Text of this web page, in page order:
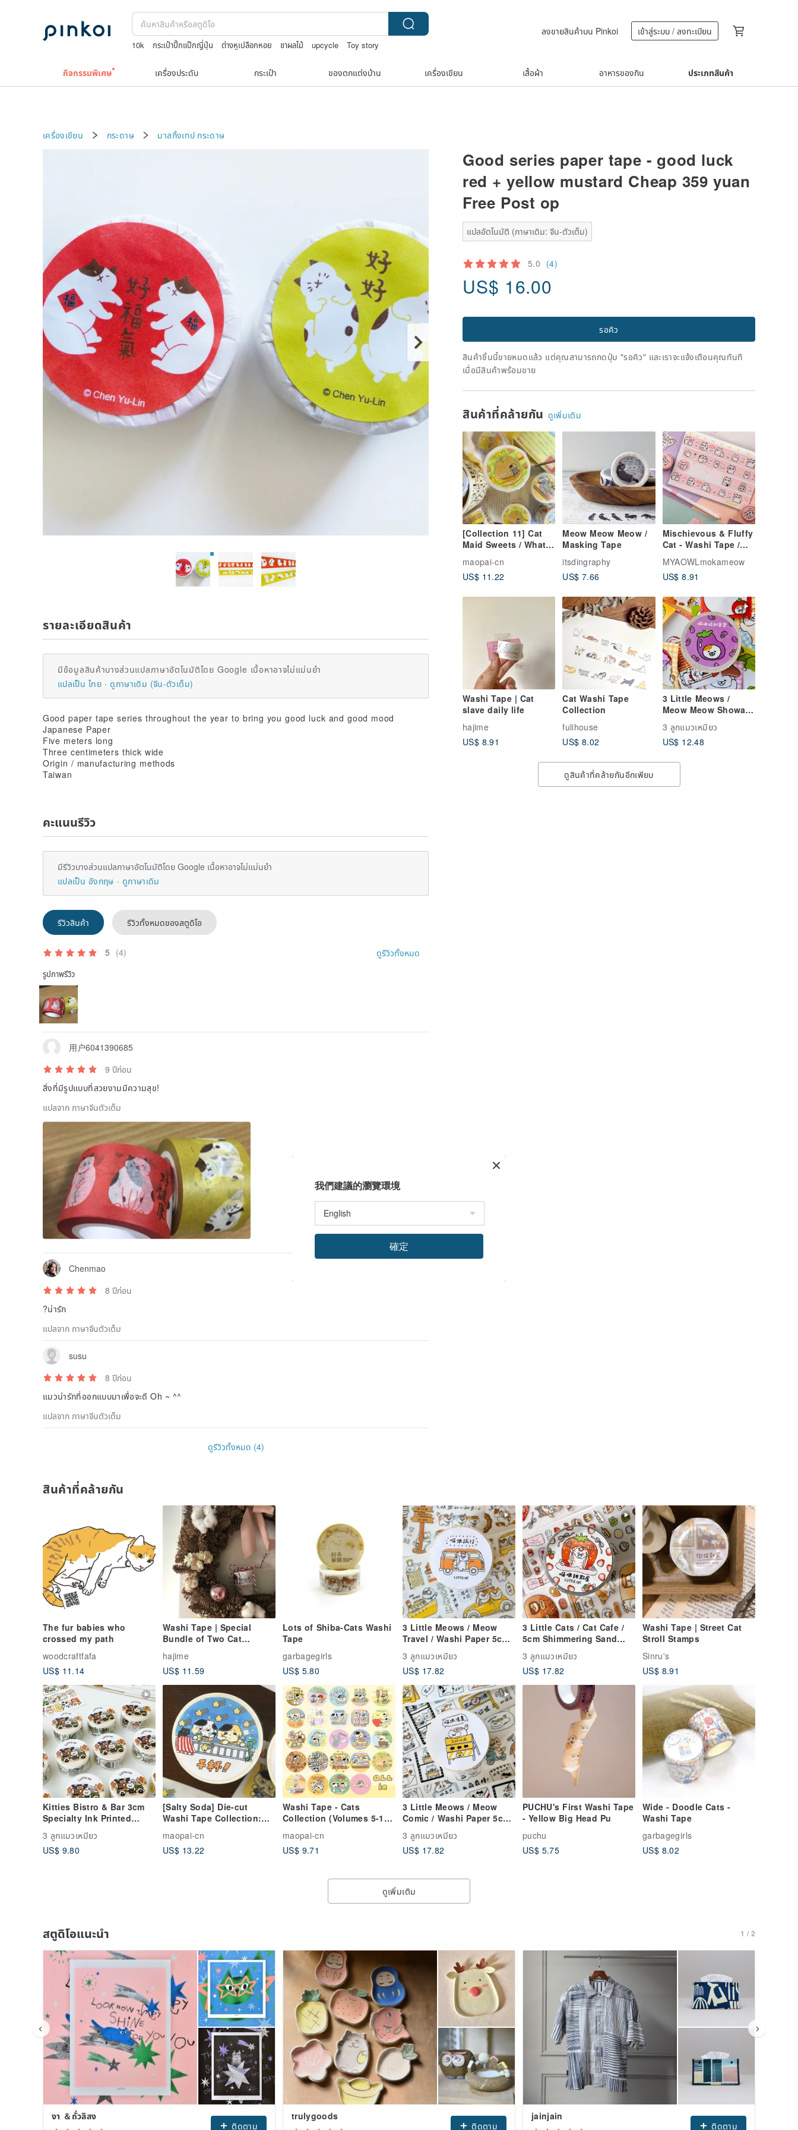
10k กระเป๋าปิ๊กแป๊กญี่ปุ่น ต่างหูเปลือกหอย ชาผลไม้ upcycle
Toy story
ลงขายสินค้าบน Pinkoi เข้าสู่ระบบ / ลงทะเบียน
กิจกรรมพิเศษ เครื่องประดับ กระเป๋า ของตกแต่งบ้าน เครื่องเขียน เสื้อผ้า อาหารของกิน ประเภทสินค้า
เครื่องเขียน กระดาษ มาสกิ้งเทป กระดาษ
Good series paper tape - good luck
red + yellow mustard Cheap 359 yuan
Free Post op
แปลอัตโนมัติ (ภาษาเดิม: จีน-ตัวเต็ม)
5.0 (4)
US$ 16.00
รอคิว
สินค้าชิ้นนี้ขายหมดแล้ว แต่คุณสามารถกดปุ่ม "รอคิว" และเราจะแจ้งเตือนคุณทันที
เมื่อมีสินค้าพร้อมขาย
สินค้าที่คล้ายกัน ดูเพิ่มเติม
[Collection 11] Cat
Maid Sweets / What
Journaling Washi
Tape
maopai-cn
US$ 11.22
Meow Meow Meow /
Masking Tape
itsdingraphy
US$ 7.66
Mischievous & Fluffy
Cat - Washi Tape /
Healing, Cute, Cat,
Stationery
MYAOWLmokameow
US$ 8.91
Washi Tape | Cat
slave daily life
hajime
US$ 8.91
Cat Washi Tape
Collection
fulihouse
US$ 8.02
3 Little Meows /
Meow Meow Showa
Diner / Tear-off Memo
Sticker Roll /
Writeable with
Release Liner
3 ลูกแมวเหมียว
US$ 12.48
ดูสินค้าที่คล้ายกันอีกเพียบ
รายละเอียดสินค้า
มีข้อมูลสินค้าบางส่วนแปลภาษาอัตโนมัติโดย Google เนื้อหาอาจไม่แม่นยำ
แปลเป็น ไทย
ดูภาษาเดิม (จีน-ตัวเต็ม)
Good paper tape series throughout the year to bring you good luck and good mood
Japanese Paper
Five meters long
Three centimeters thick wide
Origin / manufacturing methods
Taiwan
คะแนนรีวิว
มีรีวิวบางส่วนแปลภาษาอัตโนมัติโดย Google เนื้อหาอาจไม่แม่นยำ
แปลเป็น อังกฤษ
ดูภาษาเดิม
รีวิวสินค้า รีวิวทั้งหมดของสตูดิโอ
5 (4) ดูรีวิวทั้งหมด
รูปภาพรีวิว
用户6041390685
9 ปีก่อน
สิ่งที่มีรูปแบบที่สวยงามมีความสุข!
แปลจาก ภาษาจีนตัวเต็ม
Chenmao
8 ปีก่อน
?น่ารัก
แปลจาก ภาษาจีนตัวเต็ม
susu
8 ปีก่อน
แมวน่ารักที่ออกแบบมาเพื่อจะดี Oh ~ ^^
แปลจาก ภาษาจีนตัวเต็ม
ดูรีวิวทั้งหมด (4)
สินค้าที่คล้ายกัน
The fur babies who
crossed my path
woodcraftfafa
US$ 11.14
Washi Tape | Special
Bundle of Two Cat
Designs
hajime
US$ 11.59
Lots of Shiba-Cats Washi
Tape
garbagegirls
US$ 5.80
3 Little Meows / Meow
Travel / Washi Paper 5cm
Tape / Die-Cut with
Release Liner
3 ลูกแมวเหมียว
US$ 17.82
3 Little Cats / Cat Cafe /
5cm Shimmering Sand
with White Ink
Transparent Washi Tape /
Die-cut with Backing
Paper
3 ลูกแมวเหมียว
US$ 17.82
Washi Tape | Street Cat
Stroll Stamps
Sinru's
US$ 8.91
Kitties Bistro & Bar 3cm
Specialty Ink Printed
Washi Tape with Release
Paper
3 ลูกแมวเหมียว
US$ 9.80
[Salty Soda] Die-cut
Washi Tape Collection:
Tape
maopai-cn
US$ 13.22
Washi Tape - Cats
Collection (Volumes 5-16,
Edition)
maopai-cn
US$ 9.71
3 Little Meows / Meow
Comic / Washi Paper 5cm
Paper Tape / Die-cut with
Backing Paper
3 ลูกแมวเหมียว
US$ 17.82
PUCHU's First Washi Tape
- Yellow Big Head Pu
puchu
US$ 5.75
Wide - Doodle Cats -
Washi Tape
garbagegirls
US$ 8.02
ดูเพิ่มเติม
สตูดิโอแนะนำ 1 / 2
งา ＆ถั่วลิสง
ติดตาม
trulygoods
ติดตาม
jainjain
ติดตาม
我們建議的瀏覽環境
確定